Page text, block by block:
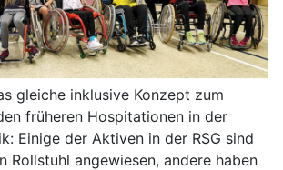
gleiche inklusive Konzept zum
früheren Hospitationen in der
Einige der Aktiven in der RSG sind
Rollstuhl angewiesen, andere haben